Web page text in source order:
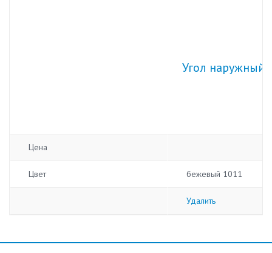
Угол наружный
Цена
Цвет бежевый 1011
Удалить